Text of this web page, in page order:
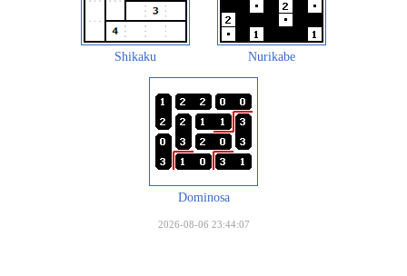
Shikaku Nurikabe
Dominosa
2026-08-06 23:44:07